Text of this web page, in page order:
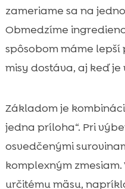
zameriame sa na
Obmedzíme
spôsobom máme lepší
misy dostáva, aj keď
Základom je
jedna príloha“. Pri
osvedčenými
komplexným
určitému mäsu,